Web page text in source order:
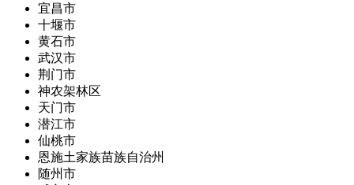
宜昌市
十堰市
黄石市
武汉市
荆门市
神农架林区
天门市
潜江市
仙桃市
恩施土家族苗族自治州
随州市